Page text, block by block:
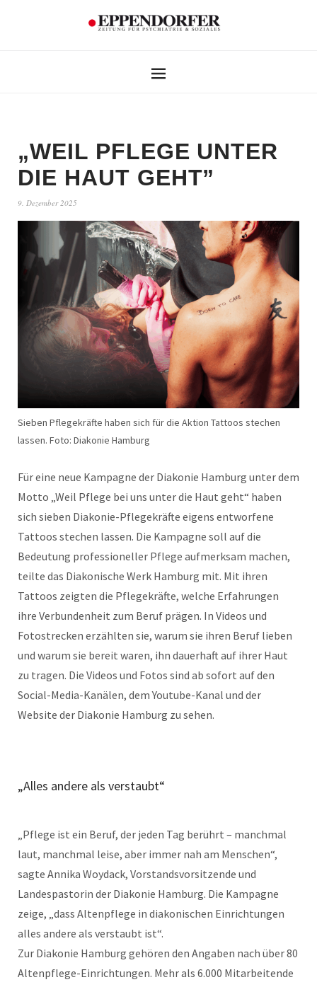
„WEIL PFLEGE UNTER
DIE HAUT GEHT”
9. Dezember 2025
Sieben Pflegekräfte haben sich für die Aktion Tattoos stechen
lassen. Foto: Diakonie Hamburg
Für eine neue Kampagne der Diakonie Hamburg unter dem
Motto „Weil Pflege bei uns unter die Haut geht“ haben
sich sieben Diakonie-Pflegekräfte eigens entworfene
Tattoos stechen lassen. Die Kampagne soll auf die
Bedeutung professioneller Pflege aufmerksam machen,
teilte das Diakonische Werk Hamburg mit. Mit ihren
Tattoos zeigten die Pflegekräfte, welche Erfahrungen
ihre Verbundenheit zum Beruf prägen. In Videos und
Fotostrecken erzählten sie, warum sie ihren Beruf lieben
und warum sie bereit waren, ihn dauerhaft auf ihrer Haut
zu tragen. Die Videos und Fotos sind ab sofort auf den
Social-Media-Kanälen, dem Youtube-Kanal und der
Website der Diakonie Hamburg zu sehen.
„Alles andere als verstaubt“
„Pflege ist ein Beruf, der jeden Tag berührt – manchmal
laut, manchmal leise, aber immer nah am Menschen“,
sagte Annika Woydack, Vorstandsvorsitzende und
Landespastorin der Diakonie Hamburg. Die Kampagne
zeige, „dass Altenpflege in diakonischen Einrichtungen
alles andere als verstaubt ist“.
Zur Diakonie Hamburg gehören den Angaben nach über 80
Altenpflege-Einrichtungen. Mehr als 6.000 Mitarbeitende